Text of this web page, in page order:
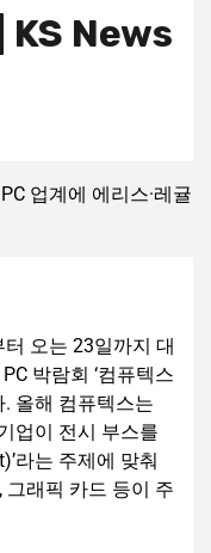
KS News
오는 23일까지 대
박람회 ‘컴퓨텍스
올해 컴퓨텍스는
업이 전시 부스를
라는 주제에 맞춰
그래픽 카드 등이 주